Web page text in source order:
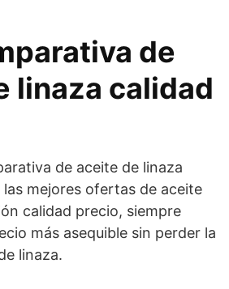
de
linaza calidad
de aceite de linaza
mejores ofertas de aceite
calidad precio, siempre
más asequible sin perder la
linaza.